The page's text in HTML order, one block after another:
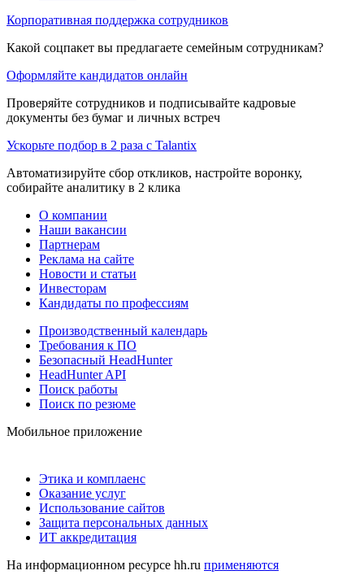
Корпоративная поддержка сотрудников
Какой соцпакет вы предлагаете семейным сотрудникам?
Оформляйте кандидатов онлайн
Проверяйте сотрудников и подписывайте кадровые
документы без бумаг и личных встреч
Ускорьте подбор в 2 раза с Talantix
Автоматизируйте сбор откликов, настройте воронку,
собирайте аналитику в 2 клика
О компании
Наши вакансии
Партнерам
Реклама на сайте
Новости и статьи
Инвесторам
Кандидаты по профессиям
Производственный календарь
Требования к ПО
Безопасный HeadHunter
HeadHunter API
Поиск работы
Поиск по резюме
Мобильное приложение
Этика и комплаенс
Оказание услуг
Использование сайтов
Защита персональных данных
ИТ аккредитация
На информационном ресурсе hh.ru применяются